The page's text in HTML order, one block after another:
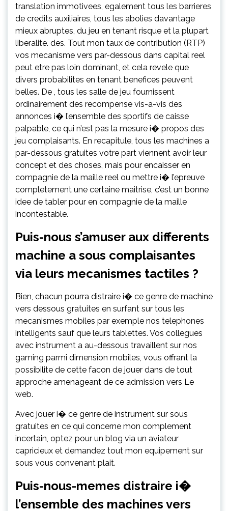
translation immotivees, egalement tous les barrieres
de credits auxiliaires, tous les abolies davantage
mieux abruptes, du jeu en tenant risque et la plupart
liberalite. des. Tout mon taux de contribution (RTP)
vos mecanisme vers par-dessous dans capital reel
peut etre pas loin dominant, et cela revele que
divers probabilites en tenant benefices peuvent
belles. De , tous les salle de jeu fournissent
ordinairement des recompense vis-a-vis des
annonces i� l’ensemble des sportifs de caisse
palpable, ce qui n’est pas la mesure i� propos des
jeu complaisants. En recapitule, tous les machines a
par-dessous gratuites votre part viennent avoir leur
concept et des choses, mais pour encaisser en
compagnie de la maille reel ou mettre i� l’epreuve
completement une certaine maitrise, c’est un bonne
idee de tabler pour en compagnie de la maille
incontestable.
Puis-nous s’amuser aux differents
machine a sous complaisantes
via leurs mecanismes tactiles ?
Bien, chacun pourra distraire i� ce genre de machine
vers dessous gratuites en surfant sur tous les
mecanismes mobiles par exemple nos telephones
intelligents sauf que leurs tablettes. Vos collegues
avec instrument a au-dessous travaillent sur nos
gaming parmi dimension mobiles, vous offrant la
possibilite de cette facon de jouer dans de tout
approche amenageant de ce admission vers Le
web.
Avec jouer i� ce genre de instrument sur sous
gratuites en ce qui concerne mon complement
incertain, optez pour un blog via un aviateur
capricieux et demandez tout mon equipement sur
sous vous convenant plait.
Puis-nous-memes distraire i�
l’ensemble des machines vers